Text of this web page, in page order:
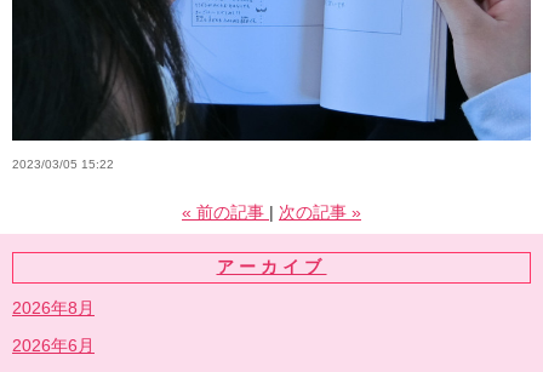
2023/03/05 15:22
« 前の記事 次の記事 »
アーカイブ
2026年8月
2026年6月